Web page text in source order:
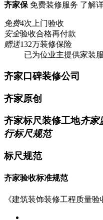
齐家保 免费装修服务 了解
免费4次上门验收
安全验收合格再付款
赠送132万装修保险
已为位业主提供家装
齐家口碑装修公司
齐家原创
齐家标尺装修工地齐家
行标尺规范
标尺规范
齐家验收标准规范
《建筑装饰装修工程质量